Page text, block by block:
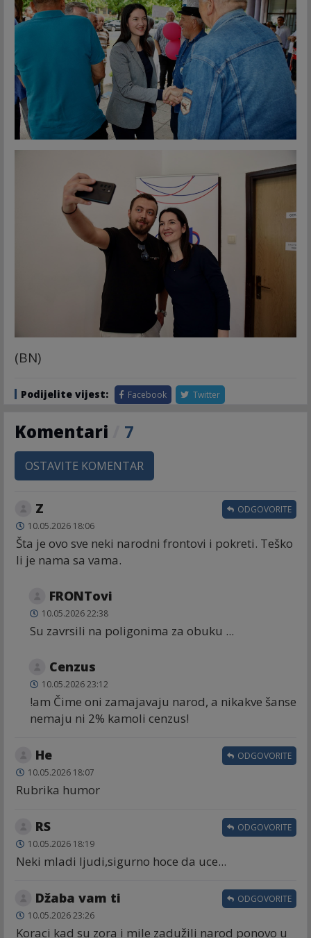
(BN)
Podijelite vijest: Facebook Twitter
Komentari 7
OSTAVITE KOMENTAR
Z
10.05.2026 18:06
Šta je ovo sve neki narodni frontovi i pokreti. Teško
li je nama sa vama.
ODGOVORITE
FRONTovi
10.05.2026 22:38
Su zavrsili na poligonima za obuku ...
Cenzus
10.05.2026 23:12
!am Čime oni zamajavaju narod, a nikakve šanse
nemaju ni 2% kamoli cenzus!
He
10.05.2026 18:07
Rubrika humor
ODGOVORITE
RS
10.05.2026 18:19
Neki mladi ljudi,sigurno hoce da uce...
ODGOVORITE
Džaba vam ti
10.05.2026 23:26
Koraci kad su zora i mile zadužili narod ponovo u
ODGOVORITE